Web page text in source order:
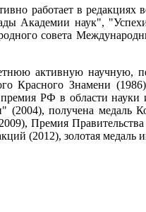
работает в редакциях
Академии наук",
совета
активную научную,
Красного Знамени
премия РФ в области
(2004), получена медаль
Премия
(2012), золотая